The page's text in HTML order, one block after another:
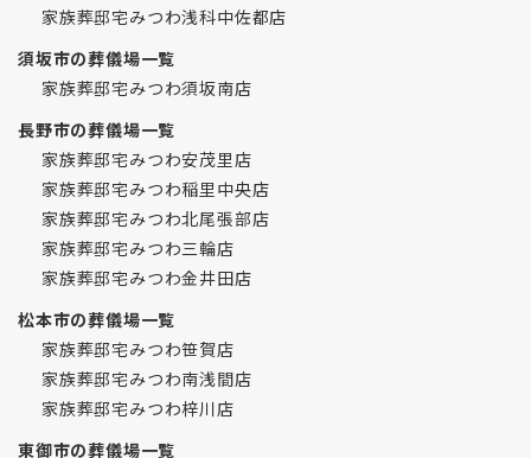
家族葬邸宅みつわ浅科中佐都店
須坂市の葬儀場一覧
家族葬邸宅みつわ須坂南店
長野市の葬儀場一覧
家族葬邸宅みつわ安茂里店
家族葬邸宅みつわ稲里中央店
家族葬邸宅みつわ北尾張部店
家族葬邸宅みつわ三輪店
家族葬邸宅みつわ金井田店
松本市の葬儀場一覧
家族葬邸宅みつわ笹賀店
家族葬邸宅みつわ南浅間店
家族葬邸宅みつわ梓川店
東御市の葬儀場一覧